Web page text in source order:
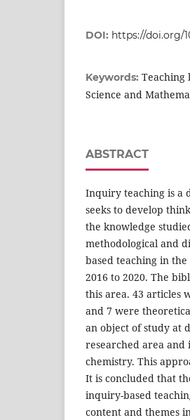
DOI: https://doi.org/
Keywords: Teaching
Science and
ABSTRACT
Inquiry teaching is a
seeks to develop
the knowledge
methodological and
based teaching in
2016 to 2020. The
this area. 43 articles
and 7 were
an object of study at
researched area and
chemistry. This
It is concluded that
inquiry-based
content and themes